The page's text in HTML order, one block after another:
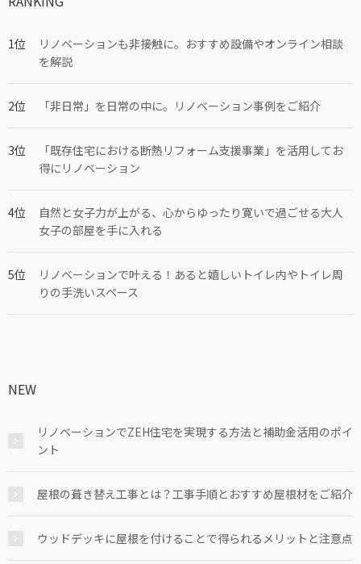
リノベーションも非接触に。おすすめ設備やオンライン相談
を解説
「非日常」を日常の中に。リノベーション事例をご紹介
「既存住宅における断熱リフォーム支援事業」を活用してお
得にリノベーション
自然と女子力が上がる、心からゆったり寛いで過ごせる大人
女子の部屋を手に入れる
リノベーションで叶える！あると嬉しいトイレ内やトイレ周
りの手洗いスペース
NEW
リノベーションでZEH住宅を実現する方法と補助金活用のポイ
ント
屋根の葺き替え工事とは？工事手順とおすすめ屋根材をご紹介
ウッドデッキに屋根を付けることで得られるメリットと注意点